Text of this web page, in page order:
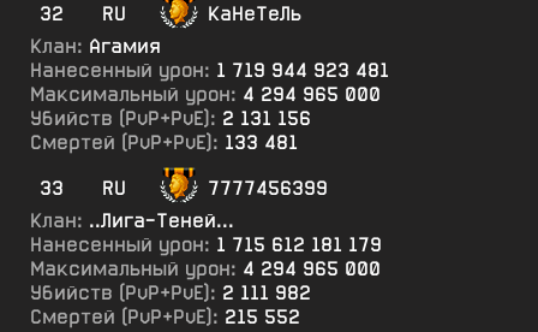
32
RU
КаНеТеЛь
Клан: Агамия
Нанесенный урон: 1 719 944 923 481
Максимальный урон: 4 294 965 000
Убийств (PvP+PvE): 2 131 156
Смертей (PvP+PvE): 133 481
33
RU
7777456399
Клан: ..Лига-Теней...
Нанесенный урон: 1 715 612 181 179
Максимальный урон: 4 294 965 000
Убийств (PvP+PvE): 2 111 982
Смертей (PvP+PvE): 215 552